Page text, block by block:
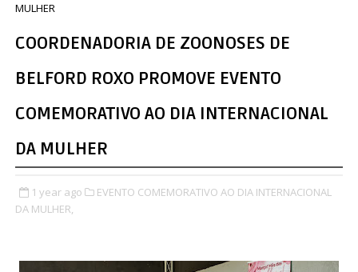
MULHER
COORDENADORIA DE ZOONOSES DE
BELFORD ROXO PROMOVE EVENTO
COMEMORATIVO AO DIA INTERNACIONAL
DA MULHER
1 year ago
EVENTO COMEMORATIVO AO DIA INTERNACIONAL
DA MULHER,